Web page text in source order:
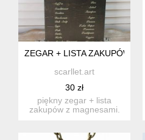
ZEGAR + LISTA ZAKUPÓW
scarllet.art
30 zł
piękny zegar + lista
zakupów z magnesami.